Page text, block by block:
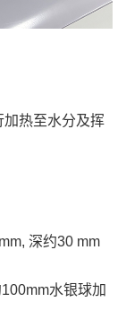
热至水分及挥
深约30 mm
水银球加